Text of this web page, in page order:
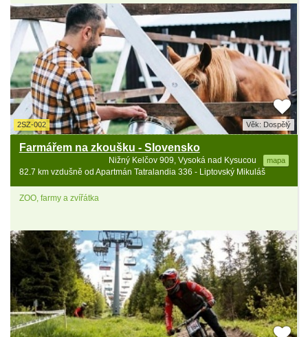
2SZ-002 Věk: Dospělý
Farmářem na zkoušku - Slovensko
Nižný Kelčov 909, Vysoká nad Kysucou mapa
82.7 km vzdušně od Apartmán Tatralandia 336 - Liptovský Mikuláš
ZOO, farmy a zvířátka